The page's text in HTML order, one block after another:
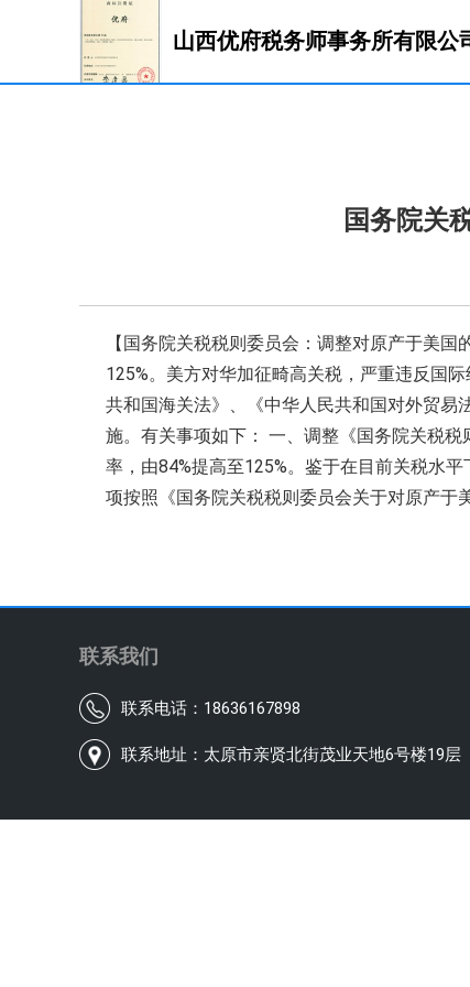
山西优府税务师事务所有限公
国务院关
【国务院关税税则委员会：调整对原产于美
125%。美方对华加征畸高关税，严重违反国
共和国海关法》、《中华人民共和国对外贸
施。有关事项如下： 一、调整《国务院关税
率，由84%提高至125%。鉴于在目前关税水
项按照《国务院关税税则委员会关于对原产于
联系我们
联系电话：18636167898
联系地址：太原市亲贤北街茂业天地6号楼19层